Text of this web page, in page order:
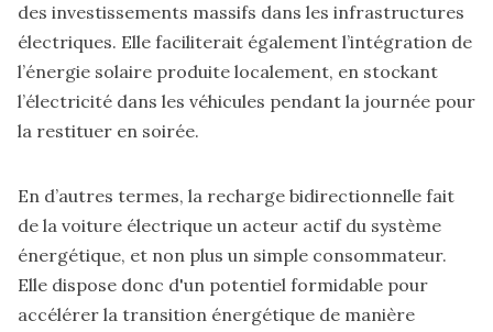
des investissements massifs dans les infrastructures
électriques. Elle faciliterait également l’intégration de
l’énergie solaire produite localement, en stockant
l’électricité dans les véhicules pendant la journée pour
la restituer en soirée.
En d’autres termes, la recharge bidirectionnelle fait
de la voiture électrique un acteur actif du système
énergétique, et non plus un simple consommateur.
Elle dispose donc d'un potentiel formidable pour
accélérer la transition énergétique de manière